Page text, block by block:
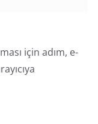
için adım, e-